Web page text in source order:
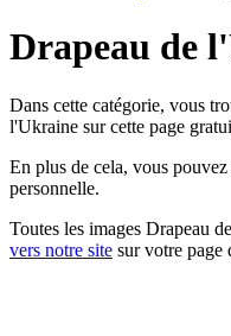
Drapeau de
Dans cette catégorie, vous
l'Ukraine sur cette page
En plus de cela, vous
personnelle.
Toutes les images Drapeau
vers notre site sur votre page